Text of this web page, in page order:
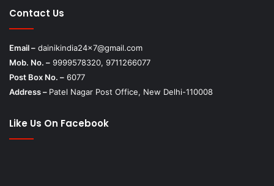
Contact Us
Email – dainikindia24x7@gmail.com
Mob. No. – 9999578320, 9711266077
Post Box No. – 6077
Address – Patel Nagar Post Office, New Delhi-110008
Like Us On Facebook